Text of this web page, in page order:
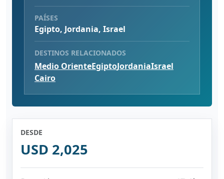
PAÍSES
Egipto, Jordania, Israel
DESTINOS RELACIONADOS
Medio OrienteEgiptoJordaniaIsrael
Cairo
DESDE
USD 2,025